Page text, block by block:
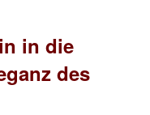
in die
des